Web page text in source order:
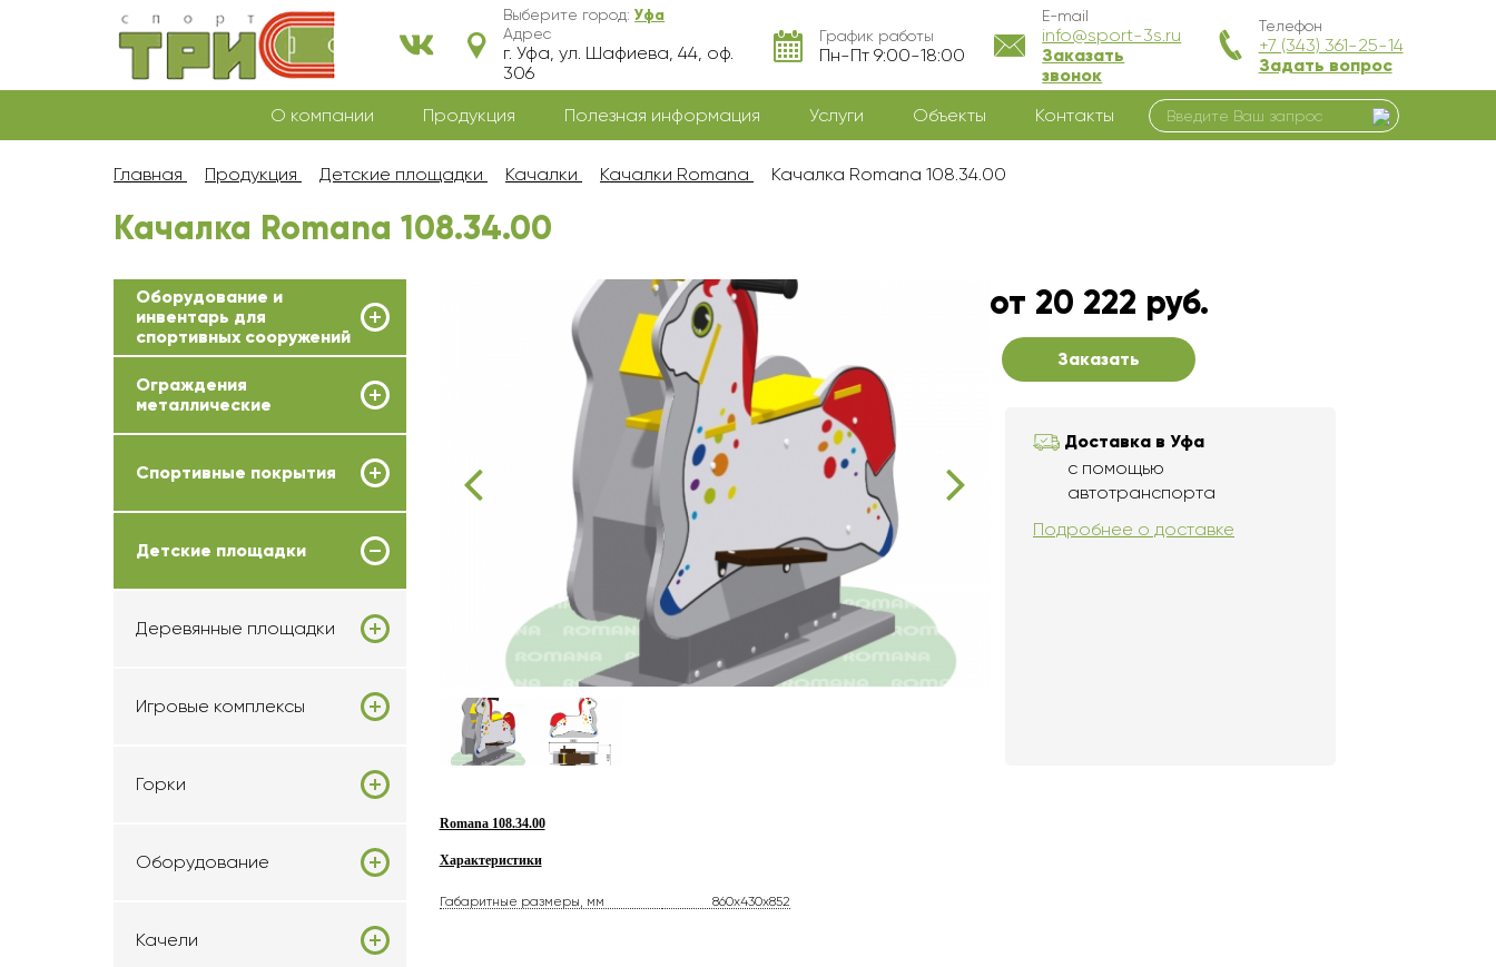
Выберите город:Уфа
Адрес
г. Уфа, ул. Шафиева, 44, оф.
306
График работы
Пн-Пт 9:00-18:00
E-mail
info@sport-3s.ru
Заказать
звонок
Телефон
+7 (343) 361-25-14
Задать вопрос
О компании Продукция Полезная информация Услуги Объекты Контакты
Главная Продукция Детские площадки Качалки Качалки Romana Качалка Romana 108.34.00
Качалка Romana 108.34.00
Оборудование и
инвентарь для
спортивных сооружений
Ограждения
металлические
Спортивные покрытия
Детские площадки
Деревянные площадки
Игровые комплексы
Горки
Оборудование
Качели
от 20 222 руб.
Заказать
Доставка в Уфа
с помощью
автотранспорта
Подробнее о доставке
Romana 108.34.00
Характеристики
Габаритные размеры, мм 860x430x852